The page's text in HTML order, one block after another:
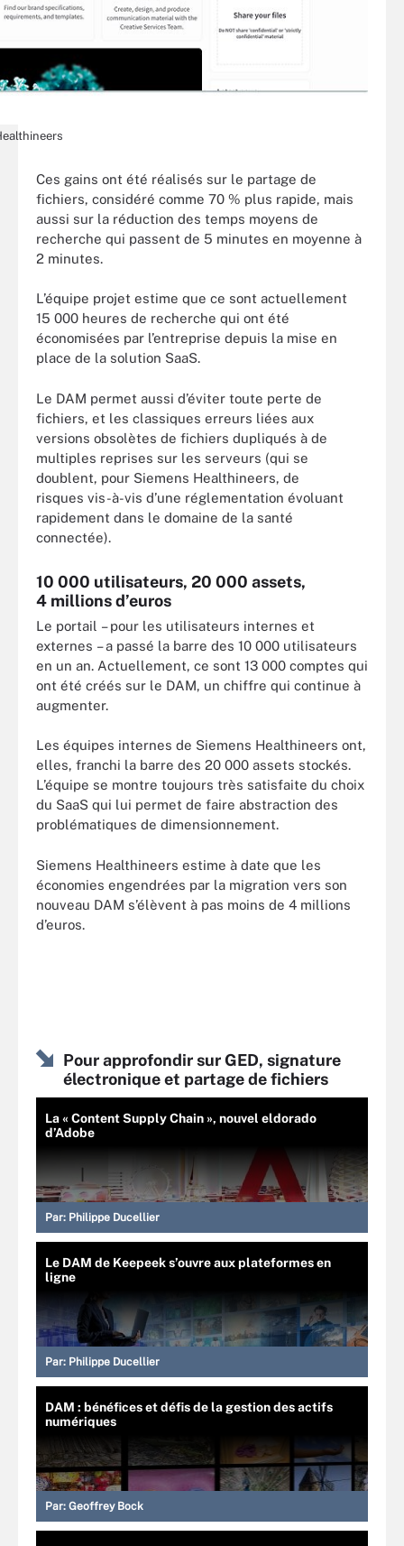
Ces gains ont été réalisés sur le partage de
fichiers, considéré comme 70 % plus rapide, mais
aussi sur la réduction des temps moyens de
recherche qui passent de 5 minutes en moyenne à
2 minutes.
L’équipe projet estime que ce sont actuellement
15 000 heures de recherche qui ont été
économisées par l’entreprise depuis la mise en
place de la solution SaaS.
Le DAM permet aussi d’éviter toute perte de
fichiers, et les classiques erreurs liées aux
versions obsolètes de fichiers dupliqués à de
multiples reprises sur les serveurs (qui se
doublent, pour Siemens Healthineers, de
risques vis-à-vis d’une réglementation évoluant
rapidement dans le domaine de la santé
connectée).
10 000 utilisateurs, 20 000 assets,
4 millions d’euros
Le portail – pour les utilisateurs internes et
externes – a passé la barre des 10 000 utilisateurs
en un an. Actuellement, ce sont 13 000 comptes qui
ont été créés sur le DAM, un chiffre qui continue à
augmenter.
Les équipes internes de Siemens Healthineers ont,
elles, franchi la barre des 20 000 assets stockés.
L’équipe se montre toujours très satisfaite du choix
du SaaS qui lui permet de faire abstraction des
problématiques de dimensionnement.
Siemens Healthineers estime à date que les
économies engendrées par la migration vers son
nouveau DAM s’élèvent à pas moins de 4 millions
d’euros.
Pour approfondir sur GED, signature
électronique et partage de fichiers
La « Content Supply Chain », nouvel eldorado
d’Adobe
Par: Philippe Ducellier
Le DAM de Keepeek s’ouvre aux plateformes en
ligne
Par: Philippe Ducellier
DAM : bénéfices et défis de la gestion des actifs
numériques
Par: Geoffrey Bock